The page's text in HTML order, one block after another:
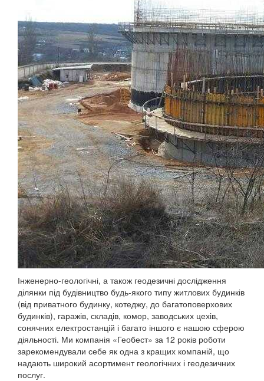
Інженерно-геологічні, а також геодезичні дослідження
ділянки під будівництво будь-якого типу житлових будинків
(від приватного будинку, котеджу, до багатоповерхових
будинків), гаражів, складів, комор, заводських цехів,
сонячних електростанцій і багато іншого є нашою сферою
діяльності. Ми компанія «Геобест» за 12 років роботи
зарекомендували себе як одна з кращих компаній, що
надають широкий асортимент геологічних і геодезичних
послуг.